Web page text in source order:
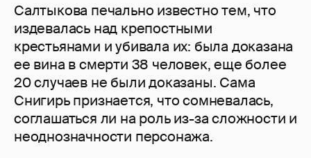
Салтыкова печально известно тем, что
издевалась над крепостными
крестьянами и убивала их: была доказана
ее вина в смерти 38 человек, еще более
20 случаев не были доказаны. Сама
Снигирь признается, что сомневалась,
соглашаться ли на роль из-за сложности и
неоднозначности персонажа.